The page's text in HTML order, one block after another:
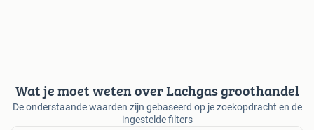
Wat je moet weten over Lachgas groothandel
De onderstaande waarden zijn gebaseerd op je zoekopdracht en de
ingestelde filters